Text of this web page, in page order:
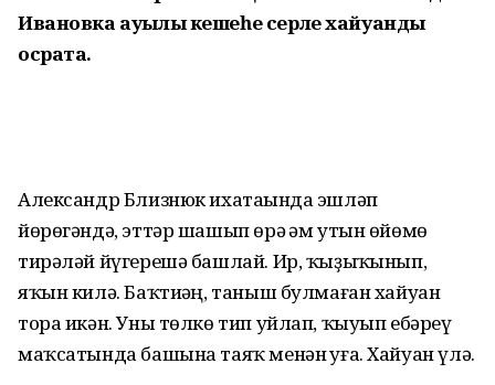
Ивановка ауылы кешеһе серле хайуанды
осрата.
Александр Близнюк ихатаһында эшләп
йөрөгәндә, эттәр шашып өрә һәм утын өйөмө
тирәләй йүгерешә башлай. Ир, ҡыҙыҡһынып,
яҡын килә. Баҡтиһәң, таныш булмаған хайуан
тора икән. Уны төлкө тип уйлап, ҡыуып ебәреү
маҡсатында башына таяҡ менән һуға. Хайуан үлә.